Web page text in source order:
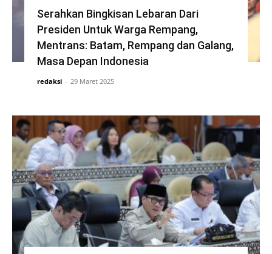
Serahkan Bingkisan Lebaran Dari
Presiden Untuk Warga Rempang,
Mentrans: Batam, Rempang dan Galang,
Masa Depan Indonesia
redaksi - 29 Maret 2025